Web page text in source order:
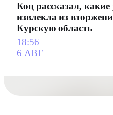
Коц рассказал,
извлекла из
Курскую область
18:56
6 АВГ